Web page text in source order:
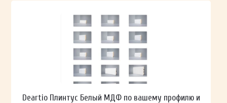
Deartio Плинтус Белый МДФ по вашему профилю и